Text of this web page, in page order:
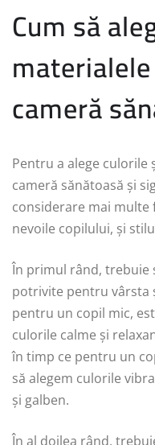
Cum să
cameră
Pentru a alege
cameră sănătoasă și
considerare mai multe
nevoile copilului, și
În primul rând, trebuie
potrivite pentru vârsta
pentru un copil mic,
culorile calme și
în timp ce pentru un
să alegem culorile
și galben.
În al doilea rând,